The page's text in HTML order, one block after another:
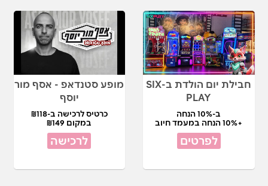
חבילת יום הולדת ב-SIX
PLAY
ב-10% הנחה
+10% הנחה במעמד חיוב
לפרטים
מופע סטנדאפ - אסף מור
יוסף
כרטיס לרכישה ב-₪118
במקום ₪149
לרכישה